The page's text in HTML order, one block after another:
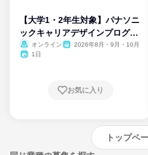
【大学1・2年生対象】パナソニ
ックキャリアデザインプログラ
ム
オンライン
2026年8月・9月・10月
1日
お気に入り
トップペ